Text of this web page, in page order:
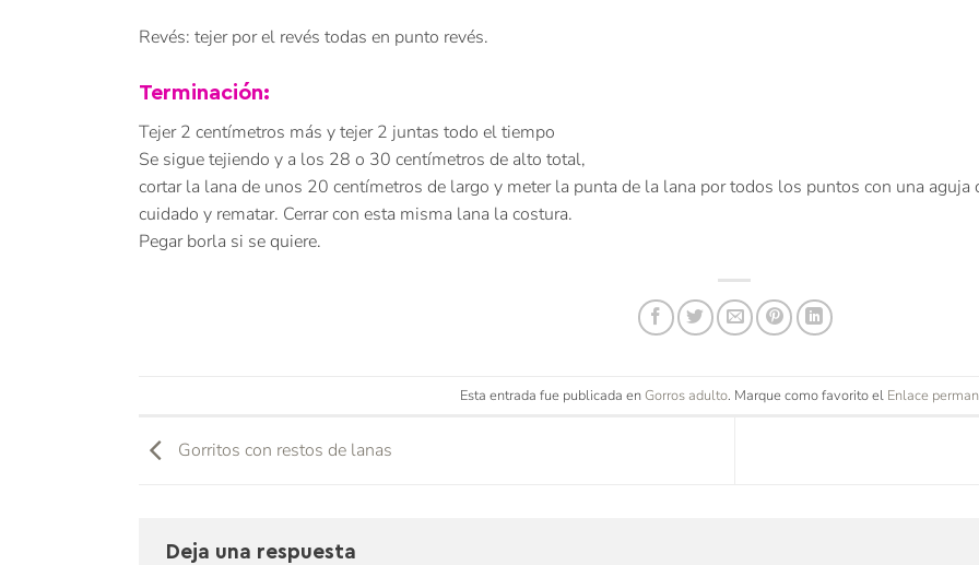
Revés: tejer por el revés todas en punto revés.
Terminación:
Tejer 2 centímetros más y tejer 2 juntas todo el tiempo
Se sigue tejiendo y a los 28 o 30 centímetros de alto total,
cortar la lana de unos 20 centímetros de largo y meter la punta de la lana por todos los puntos con una aguja
cuidado y rematar. Cerrar con esta misma lana la costura.
Pegar borla si se quiere.
Esta entrada fue publicada enGorros adulto. Marque como favorito el Enlace
Gorritos con restos de lanas
Deja una respuesta